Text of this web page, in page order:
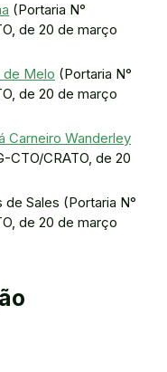
(Portaria N°
de 20 de março
de Melo (Portaria N°
de 20 de março
Carneiro Wanderley
CTO/CRATO, de 20
Sales (Portaria N°
de 20 de março